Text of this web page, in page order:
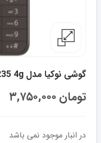
گوشی نوکیا مدل nokia 235 4g
۳,۷۵۰,۰۰۰تومان
در انبار موجود نمی باشد